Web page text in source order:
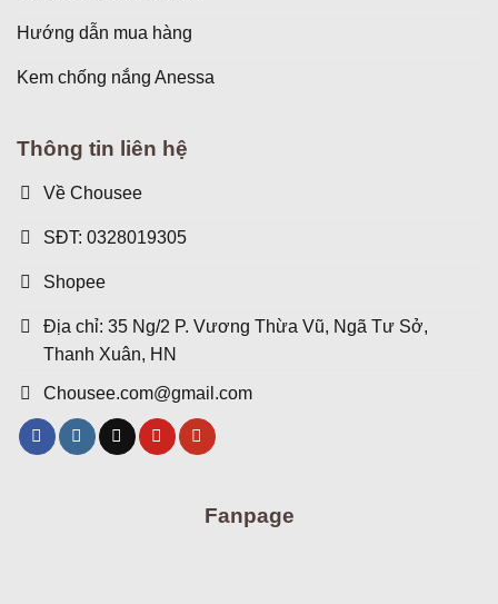
Hướng dẫn mua hàng
Kem chống nắng Anessa
Thông tin liên hệ
Về Chousee
SĐT: 0328019305
Shopee
Địa chỉ: 35 Ng/2 P. Vương Thừa Vũ, Ngã Tư Sở,
Thanh Xuân, HN
Chousee.com@gmail.com
Fanpage